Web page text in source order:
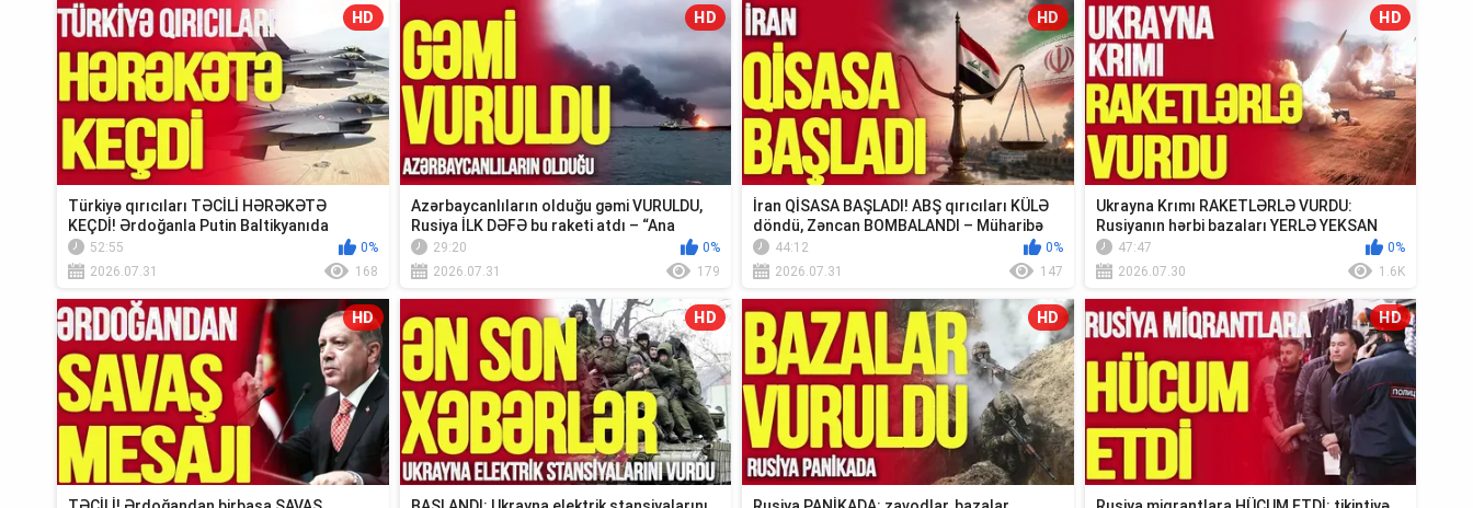
HD
Türkiyə qırıcıları TƏCİLİ HƏRƏKƏTƏ
KEÇDİ! Ərdoğanla Putin Baltikyanıda
TOQQUŞUR-TV...
52:55
0%
2026.07.31
168
HD
Azərbaycanlıların olduğu gəmi VURULDU,
Rusiya İLK DƏFƏ bu raketi atdı – “Ana
Xəbər”
29:20
0%
2026.07.31
179
HD
İran QİSASA BAŞLADI! ABŞ qırıcıları KÜLƏ
döndü, Zəncan BOMBALANDI – Müharibə
xəbər...
44:12
0%
2026.07.31
147
HD
Ukrayna Krımı RAKETLƏRLƏ VURDU:
Rusiyanın hərbi bazaları YERLƏ YEKSAN
EDİLDİ - TV ...
47:47
0%
2026.07.30
1.6K
HD HD HD HD